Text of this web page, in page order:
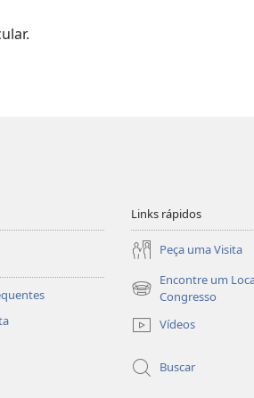
Links rápidos
Peça uma Visita
Encontre um
Congresso
(abre
janela)Vídeos
Buscar